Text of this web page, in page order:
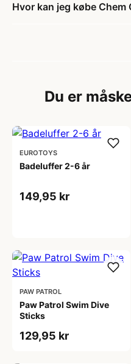
Hvor kan jeg købe Chem
Du er
EUROTOYS
Badeluffer 2-6 år
149,95 kr
PAW PATROL
Paw Patrol Swim Dive
Sticks
129,95 kr